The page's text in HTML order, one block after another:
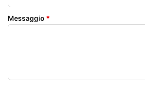
Messaggio *